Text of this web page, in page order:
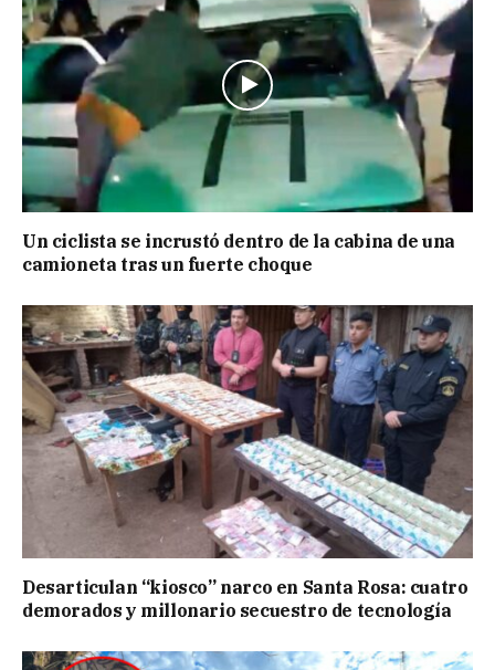
Un ciclista se incrustó dentro de la cabina de una
camioneta tras un fuerte choque
Desarticulan “kiosco” narco en Santa Rosa: cuatro
demorados y millonario secuestro de tecnología